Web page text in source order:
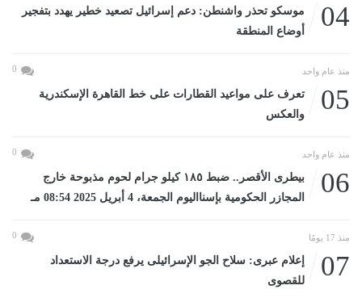
04
موسكو تحذر واشنطن: دعم إسرائيل تصعيد خطير يهدد بتفجير
أوضاع المنطقة
منذ عام واحد 0
05
تعرف على مواعيد القطارات على خط القاهرة الإسكندرية
والعكس
منذ عام واحد 0
06
بيطرى الأقصر.. ضبط ١٨٥ كيلو جرام لحوم مذبوحة خارج
المجازر الحكومية بإسنااليوم الجمعة، 4 أبريل 2025 08:54 مـ
منذ 17 يومًا 0
07
إعلام عبرى: سلاح الجو الإسرائيلى يرفع درجة الاستعداد
للقصوى